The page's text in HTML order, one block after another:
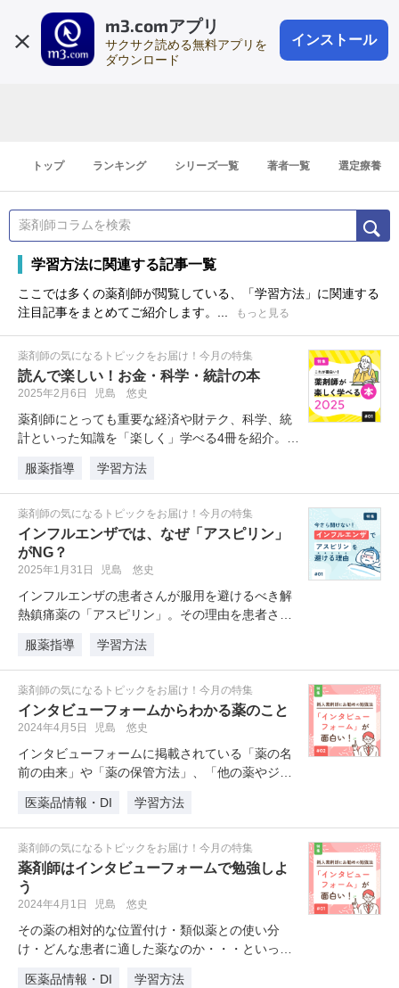
m3.comアプリ
サクサク読める無料アプリを
ダウンロード
インストール
会員登録
登録1分
トップ ランキング シリーズ一覧 著者一覧 選定療養
学習方法に関連する記事一覧
ここでは多くの薬剤師が閲覧している、「学習方法」に関連する
注目記事をまとめてご紹介します。...
もっと見る
薬剤師の気になるトピックをお届け！今月の特集
読んで楽しい！お金・科学・統計の本
2025年2月6日 児島 悠史
薬剤師にとっても重要な経済や財テク、科学、統
計といった知識を「楽しく」学べる4冊を紹介。薬
服薬指導
学習方法
薬剤師の気になるトピックをお届け！今月の特集
インフルエンザでは、なぜ「アスピリン」
がNG？
2025年1月31日 児島 悠史
インフルエンザの患者さんが服用を避けるべき解
熱鎮痛薬の「アスピリン」。その理由を患者さん
服薬指導
学習方法
薬剤師の気になるトピックをお届け！今月の特集
インタビューフォームからわかる薬のこと
2024年4月5日 児島 悠史
インタビューフォームに掲載されている「薬の名
前の由来」や「薬の保管方法」、「他の薬やジュ
医薬品情報・DI
学習方法
薬剤師の気になるトピックをお届け！今月の特集
薬剤師はインタビューフォームで勉強しよ
う
2024年4月1日 児島 悠史
その薬の相対的な位置付け・類似薬との使い分
け・どんな患者に適した薬なのか・・・といった
医薬品情報・DI
学習方法